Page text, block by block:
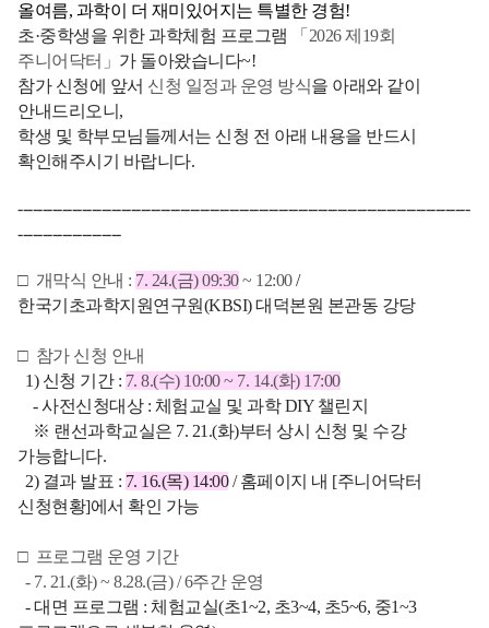
올여름, 과학이 더 재미있어지는 특별한 경험!
초·중학생을 위한 과학체험 프로그램
「2026 제19회
주니어닥터」 가 돌아왔습니다~!
참가 신청에 앞서 신청 일정과 운영 방식을 아래와 같이
안내드리오니,
학생 및 학부모님들께서는 신청 전 아래 내용을 반드시
확인해주시기 바랍니다.
--------------------------------------------------------------------------------------------
---------------------
□ 개막식 안내 : 7. 24.(금) 09:30~ 12:00/
한국기초과학지원연구원(KBSI) 대덕본원 본관동 강당
□ 참가 신청 안내
1) 신청 기간 : 7. 8.(수) 10:00 ~ 7. 14.(화) 17:00
- 사전신청대상 : 체험교실 및 과학 DIY 챌린지
※ 랜선과학교실은 7. 21.(화)부터 상시 신청 및 수강
가능합니다.
2) 결과 발표 : 7. 16.(목) 14:00/ 홈페이지 내 [주니어닥터
신청현황]에서 확인 가능
□ 프로그램 운영 기간
- 7. 21.(화) ~ 8.28.(금) / 6주간 운영
- 대면 프로그램 : 체험교실(초1~2, 초3~4, 초5~6, 중1~3